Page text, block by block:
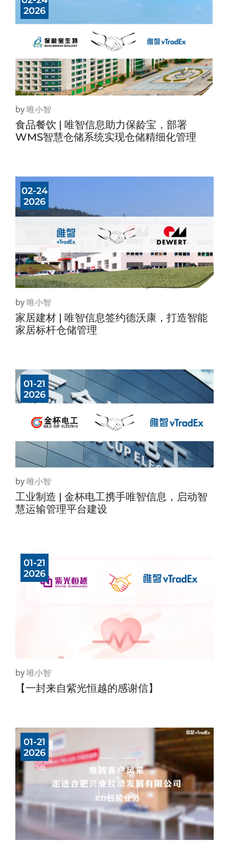
2026
by唯小智
食品餐饮 | 唯智信息助力保龄宝，部署
WMS智慧仓储系统实现仓储精细化管理
02-24
2026
by唯小智
家居建材 | 唯智信息签约德沃康，打造智能
家居标杆仓储管理
01-21
2026
by唯小智
工业制造 | 金杯电工携手唯智信息，启动智
慧运输管理平台建设
01-21
2026
by唯小智
【一封来自紫光恒越的感谢信】
01-21
2026